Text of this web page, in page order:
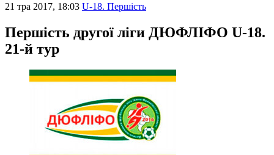
21 тра 2017, 18:03 U-18. Першість
Першість другої ліги ДЮФЛІФО U-18.
21-й тур